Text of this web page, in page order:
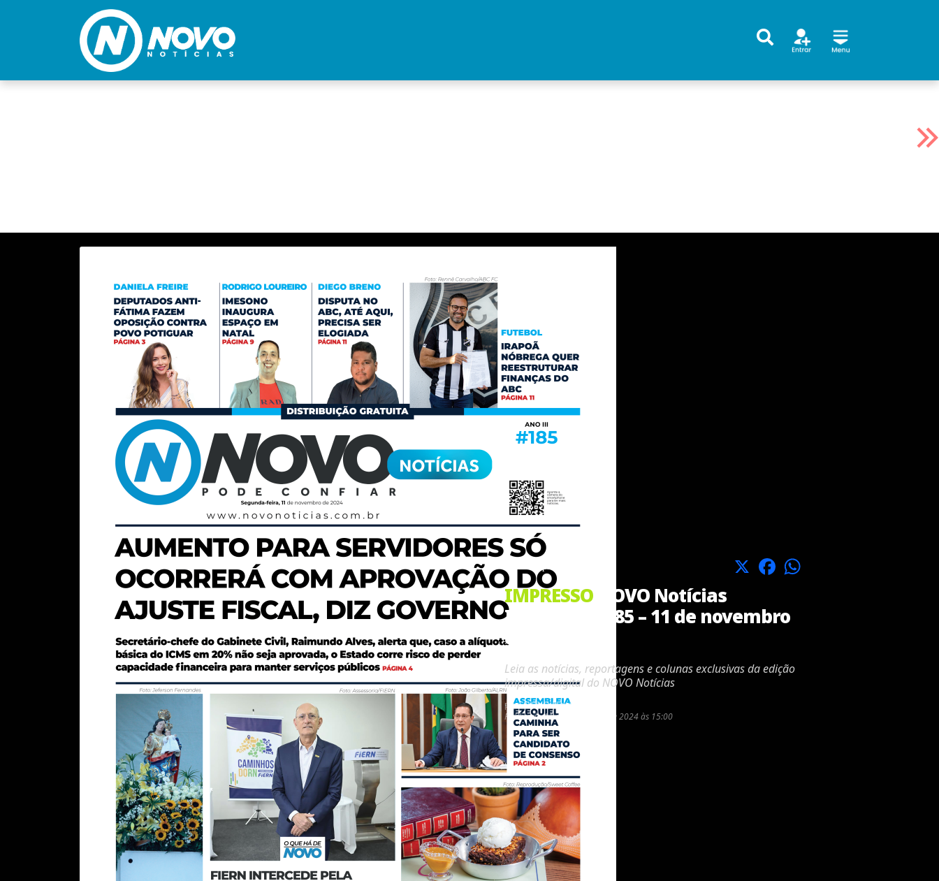
Jornal Impresso X Facebook
IMPRESSO NOVO Notícias
Impresso #185 – 11 de novembro
de 2024
Leia as notícias, reportagens e colunas exclusivas da edição
impressa/digital do NOVO Notícias
por:NOVO Notícias
Publicado11 de novembro de 2024 às 15:00